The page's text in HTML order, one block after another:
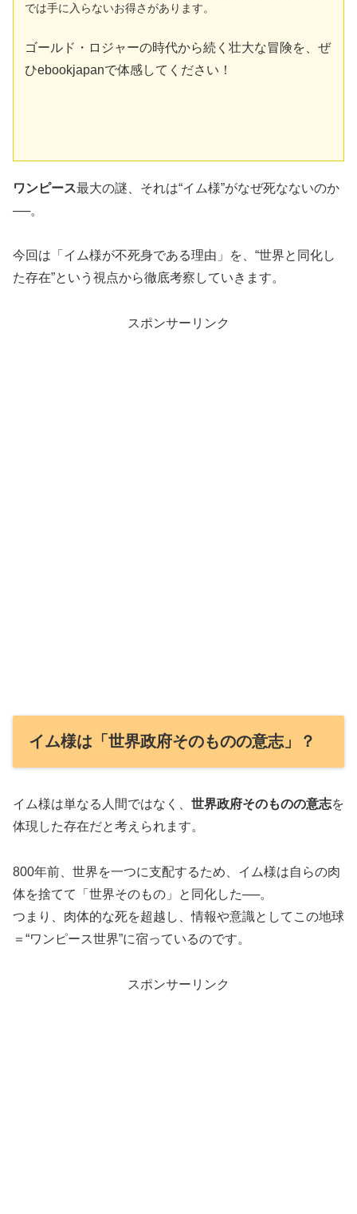
では手に入らないお得さがあります。
ゴールド・ロジャーの時代から続く壮大な冒険を、ぜ
ひebookjapanで体感してください！
ワンピース最大の謎、それは“イム様”がなぜ死なないのか
──。
今回は「イム様が不死身である理由」を、“世界と同化し
た存在”という視点から徹底考察していきます。
スポンサーリンク
イム様は「世界政府そのものの意志」？
イム様は単なる人間ではなく、 世界政府そのものの意志を
体現した存在だと考えられます。
800年前、世界を一つに支配するため、イム様は自らの肉
体を捨てて「世界そのもの」と同化した──。
つまり、肉体的な死を超越し、情報や意識としてこの地球
＝“ワンピース世界”に宿っているのです。
スポンサーリンク